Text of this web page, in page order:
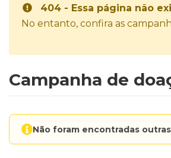
404 - Essa página não
No entanto, confira as
Campanha de
Não foram encontradas